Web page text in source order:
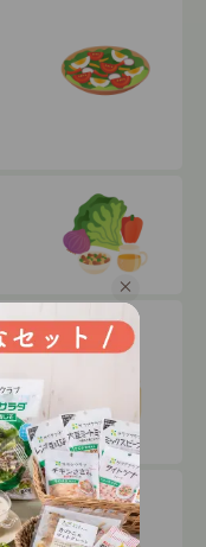
により、お手
内容が異なる場合
認してください。
期限をご確認く
は、各商品の商
お確かめくださ